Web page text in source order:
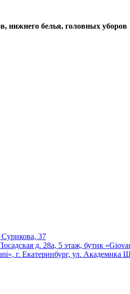
нижнего белья, головных уборов
37
д. 28а, 5 этаж, бутик
г. Екатеринбург, ул. Академика